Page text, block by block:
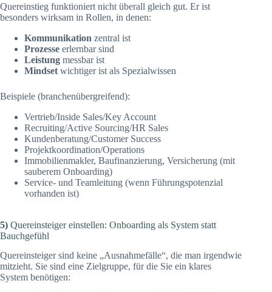
Quereinstieg funktioniert nicht überall gleich gut. Er ist
besonders wirksam in Rollen, in denen:
Kommunikation zentral ist
Prozesse erlernbar sind
Leistung messbar ist
Mindset wichtiger ist als Spezialwissen
Beispiele (branchenübergreifend):
Vertrieb/Inside Sales/Key Account
Recruiting/Active Sourcing/HR Sales
Kundenberatung/Customer Success
Projektkoordination/Operations
Immobilienmakler, Baufinanzierung, Versicherung (mit
sauberem Onboarding)
Service- und Teamleitung (wenn Führungspotenzial
vorhanden ist)
5) Quereinsteiger einstellen: Onboarding als System statt
Bauchgefühl
Quereinsteiger sind keine „Ausnahmefälle“, die man irgendwie
mitzieht. Sie sind eine Zielgruppe, für die Sie ein klares
System benötigen: